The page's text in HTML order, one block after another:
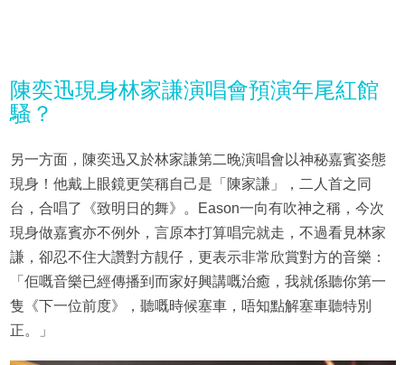
陳奕迅現身林家謙演唱會預演年尾紅館
騷？
另一方面，陳奕迅又於林家謙第二晚演唱會以神秘嘉賓姿態
現身！他戴上眼鏡更笑稱自己是「陳家謙」，二人首之同
台，合唱了《致明日的舞》。Eason一向有吹神之稱，今次
現身做嘉賓亦不例外，言原本打算唱完就走，不過看見林家
謙，卻忍不住大讚對方靚仔，更表示非常欣賞對方的音樂：
「佢嘅音樂已經傳播到而家好興講嘅治癒，我就係聽你第一
隻《下一位前度》，聽嘅時候塞車，唔知點解塞車聽特別
正。」